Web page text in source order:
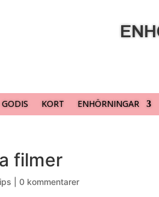
GODIS KORT ENHÖRNINGAR
filmer
|0 kommentarer